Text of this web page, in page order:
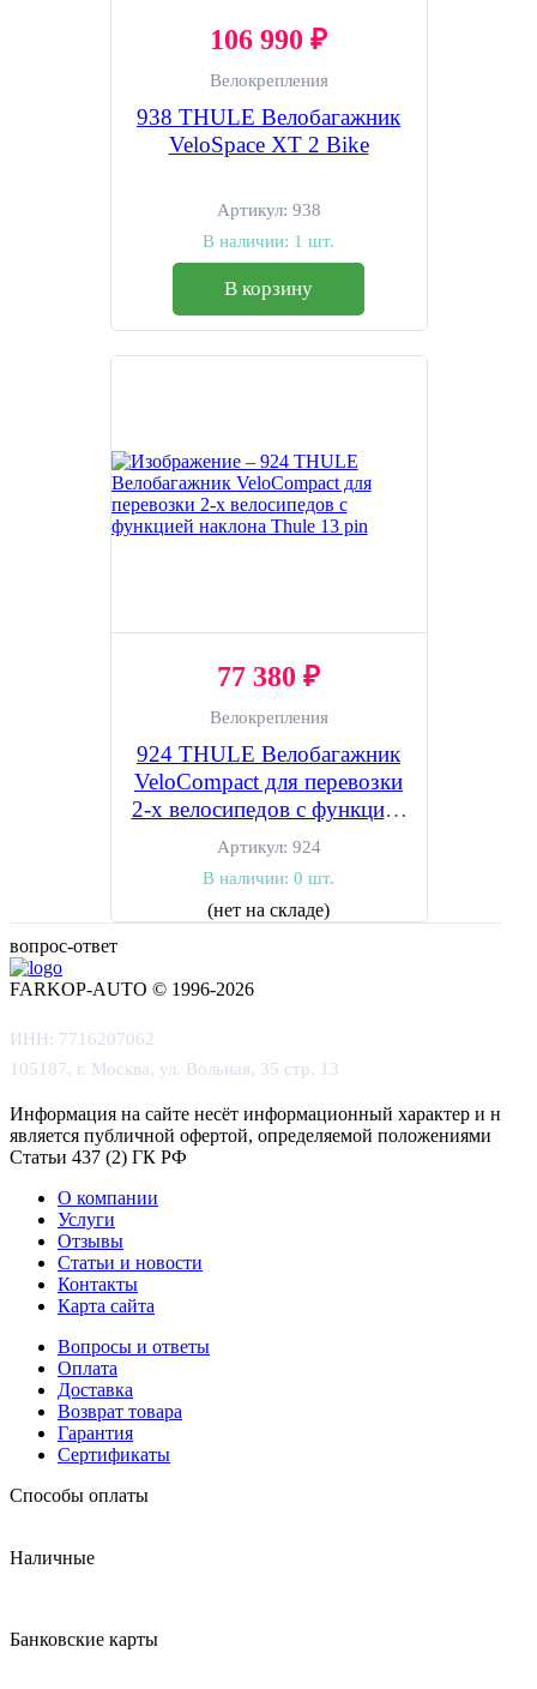
106 990 ₽
Велокрепления
938 THULE Велобагажник
VeloSpace XT 2 Bike
Артикул: 938
В наличии: 1 шт.
В корзину
77 380 ₽
Велокрепления
924 THULE Велобагажник
VeloCompact для перевозки
2-х велосипедов с функцией
наклона Thule 13 pin
Артикул: 924
В наличии: 0 шт.
(нет на складе)
вопрос-ответ
FARKOP-AUTO © 1996-2026
ИНН: 7716207062
105187, г. Москва, ул. Вольная, 35 стр. 13
Информация на сайте несёт информационный характер и не
является публичной офертой, определяемой положениями
Статьи 437 (2) ГК РФ
О компании
Услуги
Отзывы
Статьи и новости
Контакты
Карта сайта
Вопросы и ответы
Оплата
Доставка
Возврат товара
Гарантия
Сертификаты
Способы оплаты
Наличные
Банковские карты